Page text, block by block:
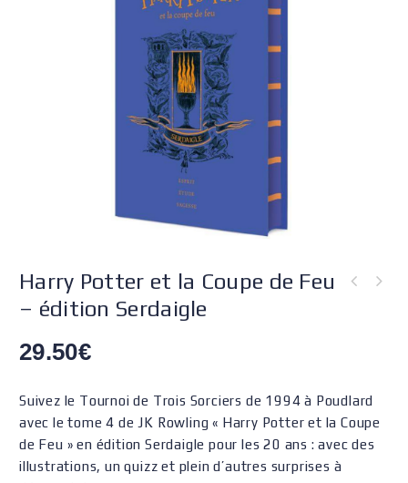
Harry Potter et la Coupe de Feu
– édition Serdaigle
29.50€
Suivez le Tournoi de Trois Sorciers de 1994 à Poudlard
avec le tome 4 de JK Rowling « Harry Potter et la Coupe
de Feu » en édition Serdaigle pour les 20 ans : avec des
illustrations, un quizz et plein d’autres surprises à